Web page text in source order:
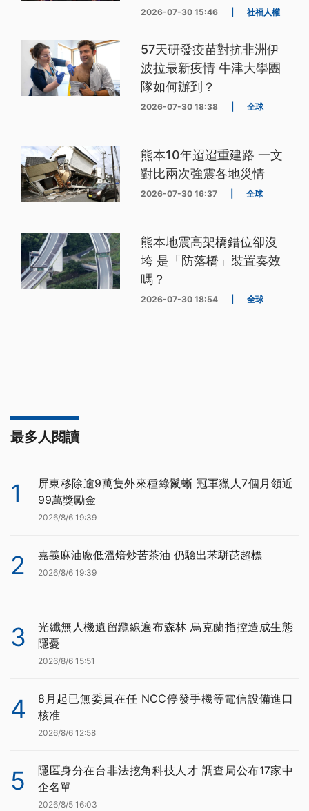
2026-07-30 15:46 社福人權
57天研發疫苗對抗非洲伊
波拉最新疫情 牛津大學團
隊如何辦到？
2026-07-30 18:38 全球
熊本10年迢迢重建路 一文
對比兩次強震各地災情
2026-07-30 16:37 全球
熊本地震高架橋錯位卻沒
垮 是「防落橋」裝置奏效
嗎？
2026-07-30 18:54 全球
最多人閱讀
1
屏東移除逾9萬隻外來種綠鬣蜥 冠軍獵人7個月領近
99萬獎勵金
2026/8/6 19:39
2 嘉義麻油廠低溫焙炒苦茶油 仍驗出苯駢芘超標
2026/8/6 19:39
3
光纖無人機遺留纜線遍布森林 烏克蘭指控造成生態
隱憂
2026/8/6 15:51
4
8月起已無委員在任 NCC停發手機等電信設備進口
核准
2026/8/6 12:58
5
隱匿身分在台非法挖角科技人才 調查局公布17家中
企名單
2026/8/5 16:03